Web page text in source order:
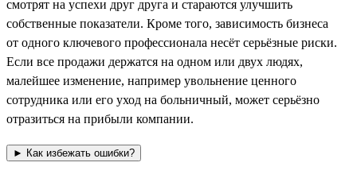
смотрят на успехи друг друга и стараются улучшить
собственные показатели. Кроме того, зависимость бизнеса
от одного ключевого профессионала несёт серьёзные риски.
Если все продажи держатся на одном или двух людях,
малейшее изменение, например увольнение ценного
сотрудника или его уход на больничный, может серьёзно
отразиться на прибыли компании.
► Как избежать ошибки?